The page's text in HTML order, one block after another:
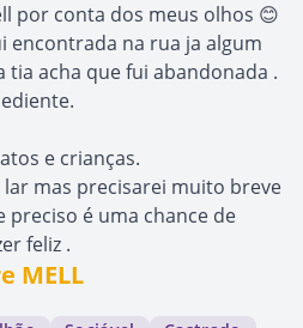
por conta dos meus olhos 😊
encontrada na rua ja algum
tia acha que fui abandonada .
e crianças.
mas precisarei muito breve
é uma chance de
feliz .
MELL